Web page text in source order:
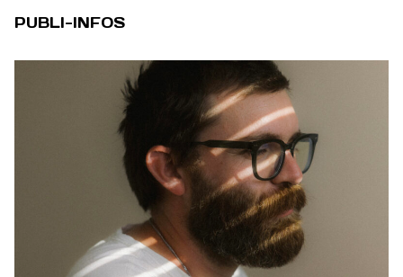
PUBLI-INFOS